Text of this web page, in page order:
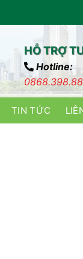
HỖ TRỢ
Hotline:
TIN TỨC